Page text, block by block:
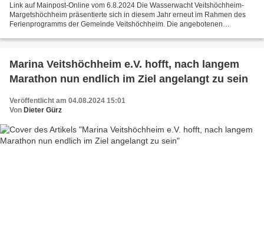
Link auf Mainpost-Online vom 6.8.2024 Die Wasserwacht Veitshöchheim-
Margetshöchheim präsentierte sich in diesem Jahr erneut im Rahmen des
Ferienprogramms der Gemeinde Veitshöchheim. Die angebotenen
Marina Veitshöchheim e.V. hofft, nach langem
Marathon nun endlich im Ziel angelangt zu sein
Veröffentlicht am 04.08.2024 15:01
Von Dieter Gürz